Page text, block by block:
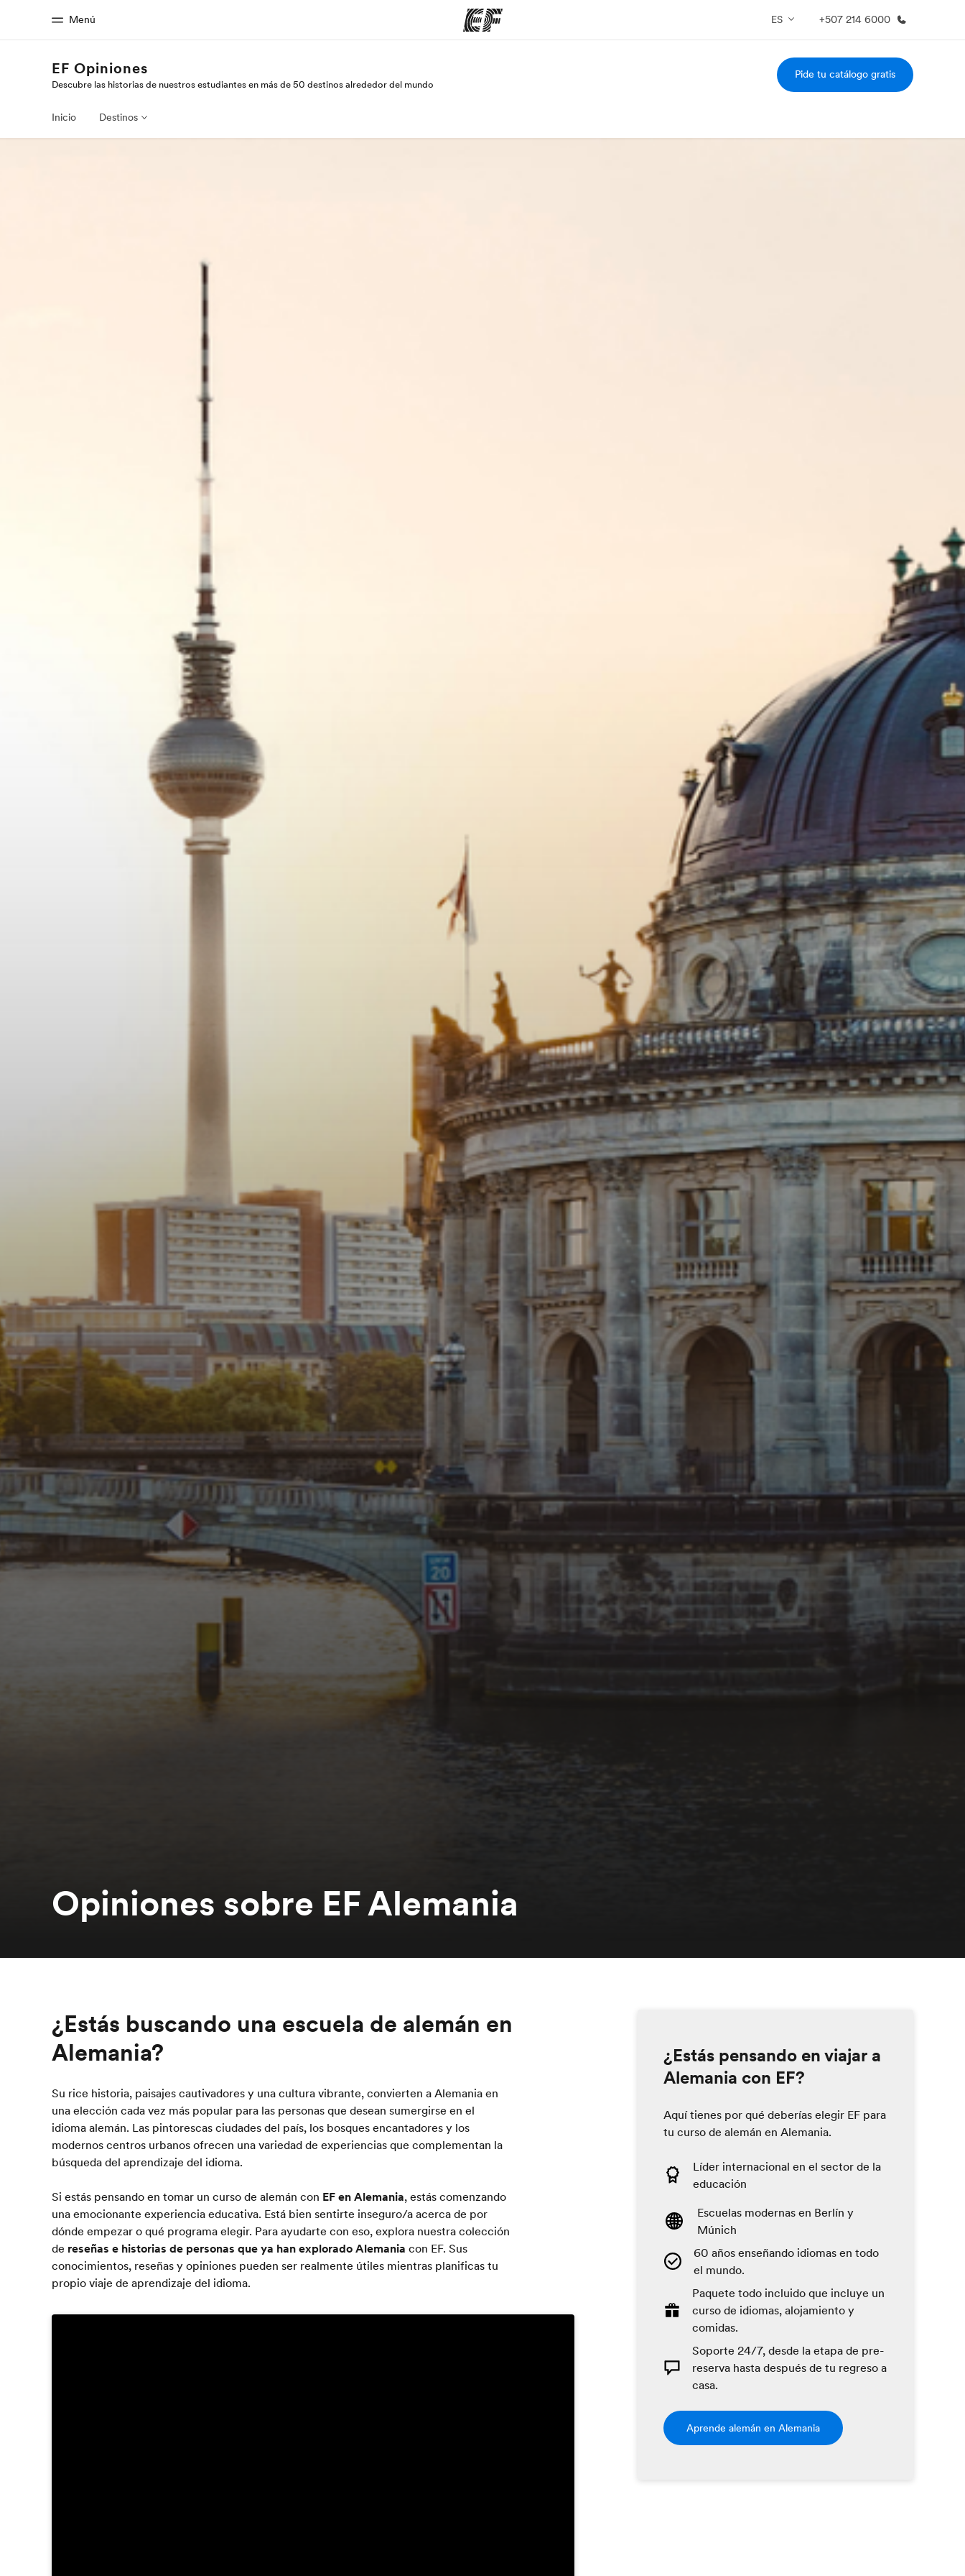
Menú ES +507 214 6000
Inicio
Bienvenido a EF
Programas Trabajos
EF Opiniones
Descubre las historias de nuestros estudiantes en más de 50 destinos alrededor del mundo
Pide tu catálogo gratis
Inicio Destinos
Opiniones sobre EF Alemania
¿Estás buscando una escuela de alemán en
Alemania?
Su rice historia, paisajes cautivadores y una cultura vibrante, convierten a Alemania en
una elección cada vez más popular para las personas que desean sumergirse en el
idioma alemán. Las pintorescas ciudades del país, los bosques encantadores y los
modernos centros urbanos ofrecen una variedad de experiencias que complementan la
búsqueda del aprendizaje del idioma.
Si estás pensando en tomar un curso de alemán con EF en Alemania, estás comenzando
una emocionante experiencia educativa. Está bien sentirte inseguro/a acerca de por
dónde empezar o qué programa elegir. Para ayudarte con eso, explora nuestra colección
de reseñas e historias de personas que ya han explorado Alemania con EF. Sus
conocimientos, reseñas y opiniones pueden ser realmente útiles mientras planificas tu
propio viaje de aprendizaje del idioma.
¿Estás pensando en viajar a
Alemania con EF?
Aquí tienes por qué deberías elegir EF para
tu curso de alemán en Alemania.
Líder internacional en el sector de la
educación
Escuelas modernas en Berlín y
Múnich
60 años enseñando idiomas en todo
el mundo.
Paquete todo incluido que incluye un
curso de idiomas, alojamiento y
comidas.
Soporte 24/7, desde la etapa de pre-
reserva hasta después de tu regreso a
casa.
Aprende alemán en Alemania